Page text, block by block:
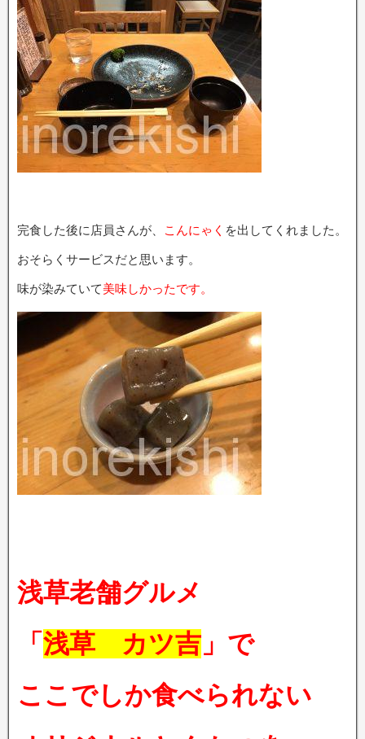
完食した後に店員さんが、 こんにゃく を出してくれました。
おそらくサービスだと思います。
味が染みていて美味しかったです。
浅草老舗グルメ
「 浅草 カツ吉 」で
ここでしか食べられない